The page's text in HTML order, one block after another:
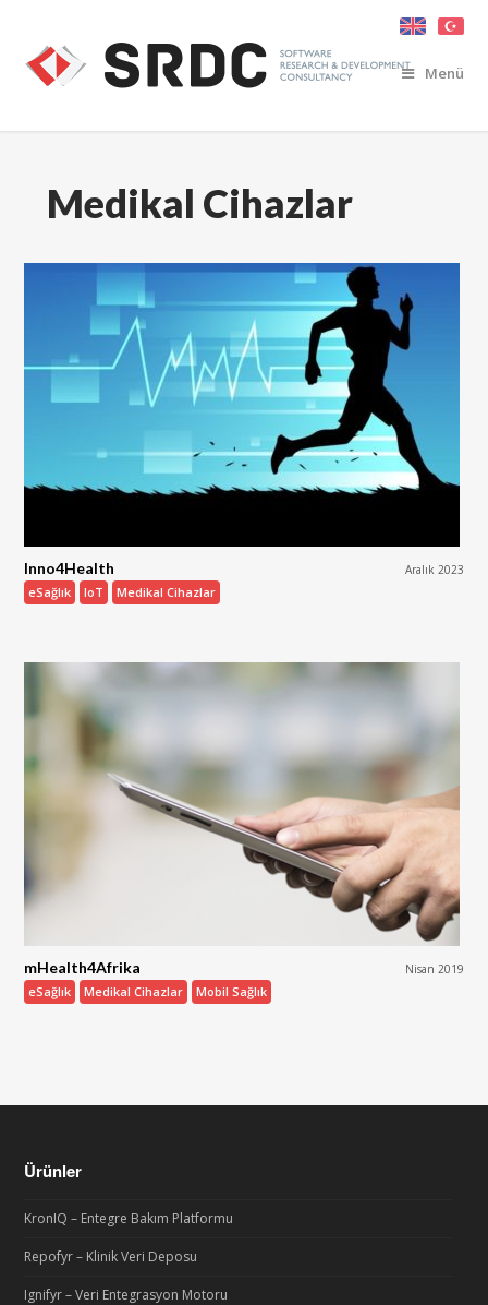
Menü
Medikal Cihazlar
Inno4Health Aralık 2023
eSağlık IoT Medikal Cihazlar
mHealth4Afrika Nisan 2019
eSağlık Medikal Cihazlar Mobil Sağlık
Ürünler
KronIQ – Entegre Bakım Platformu
Repofyr – Klinik Veri Deposu
Ignifyr – Veri Entegrasyon Motoru